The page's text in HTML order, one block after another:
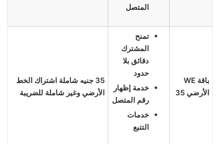
المتصل
باقة WE
الأرضي 35
تمنح
المشترك
دقائق بلا
حدود
خدمة إظهار
رقم المتصل
خدمات
التتبع
35 جنيه شاملة اشتراك الخط
الأرضي وغير شاملة للضريبة